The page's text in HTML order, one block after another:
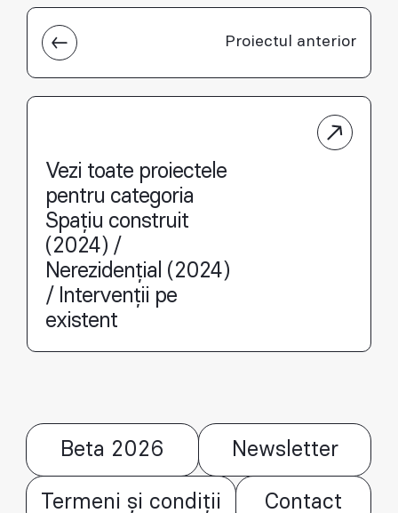
Proiectul anterior
Vezi toate proiectele
pentru categoria
Spațiu construit
(2024) /
Nerezidențial (2024)
/ Intervenții pe
existent
Beta 2026 Newsletter
Termeni și condiții Contact